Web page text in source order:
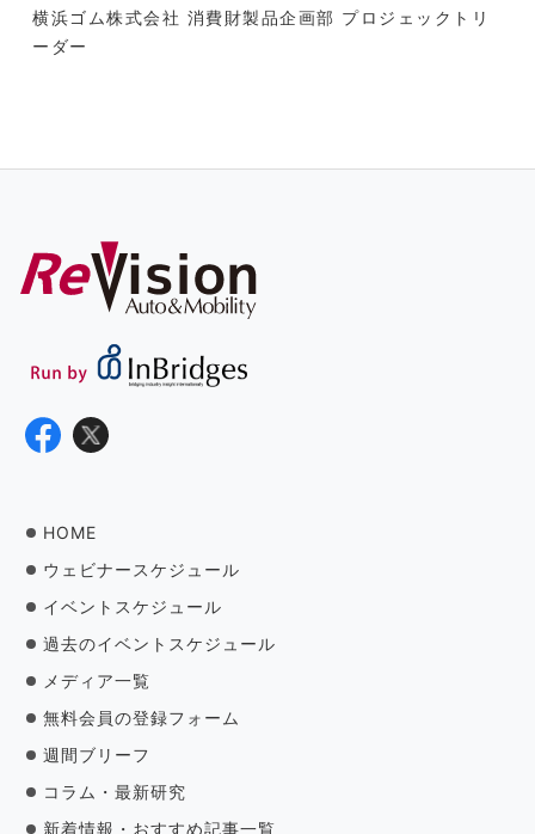
横浜ゴム株式会社 消費財製品企画部 プロジェックトリ
ーダー
HOME
ウェビナースケジュール
イベントスケジュール
過去のイベントスケジュール
メディア一覧
無料会員の登録フォーム
週間ブリーフ
コラム・最新研究
新着情報・おすすめ記事一覧